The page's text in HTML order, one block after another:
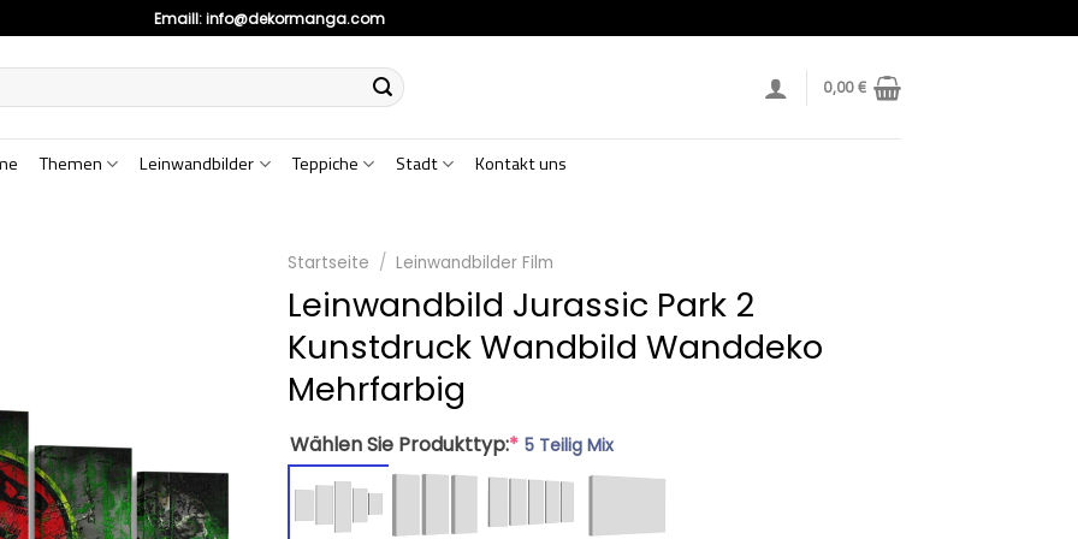
Emaill:info@dekormanga.com
0,00€
Themen Leinwandbilder Teppiche Stadt Kontakt uns
Startseite / Leinwandbilder Film
Leinwandbild Jurassic Park 2
Kunstdruck Wandbild Wanddeko
Mehrfarbig
Wählen Sie Produkttyp:* 5 Teilig Mix